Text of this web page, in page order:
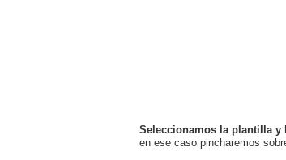
Seleccionamos la plantilla y
en ese caso pincharemos